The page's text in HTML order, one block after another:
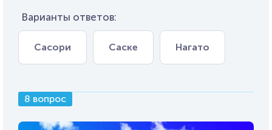
Варианты ответов:
Сасори Саске Нагато
8 вопрос